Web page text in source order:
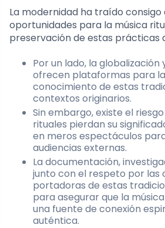
La modernidad ha traído consigo
oportunidades para la música
preservación de estas prácticas
Por un lado, la
ofrecen plataformas para
conocimiento de estas
contextos originarios.
Sin embargo, existe el
rituales pierdan su
en meros espectáculos
audiencias externas.
La documentación,
junto con el respeto por las
portadoras de estas
para asegurar que la
una fuente de conexión
auténtica.